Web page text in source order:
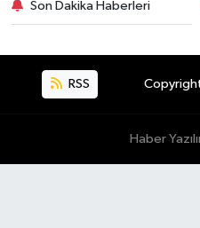
Son Dakika Haberleri
RSS
Haber